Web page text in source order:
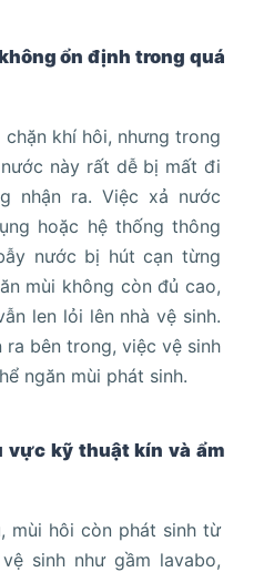
ổn định trong quá
khí hôi, nhưng trong
này rất dễ bị mất đi
nhận ra. Việc xả nước
hoặc hệ thống thông
nước bị hút cạn từng
mùi không còn đủ cao,
len lỏi lên nhà vệ sinh.
bên trong, việc vệ sinh
ngăn mùi phát sinh.
kỹ thuật kín và ẩm
mùi hôi còn phát sinh từ
sinh như gầm lavabo,